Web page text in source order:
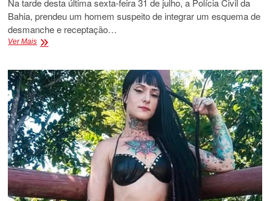
Na tarde desta última sexta-feira 31 de julho, a Polícia Civil da
Bahia, prendeu um homem suspeito de integrar um esquema de
desmanche e receptação…
Ver MaisPOLÍCIA
BAHIA
PRENDE
SUSPEITO
DE
INTEGRAR
GRUPO
DE
DESMANCHE
DE
CARROS
ROUBADOS
EM